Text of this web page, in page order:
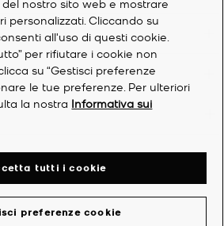
nostro sito web e mostrare
personalizzati. Cliccando su
all'uso di questi cookie.
per rifiutare i cookie non
su “Gestisci preferenze
le tue preferenze. Per ulteriori
la nostra Informativa sui
preferenze cookie
tutti i cookie